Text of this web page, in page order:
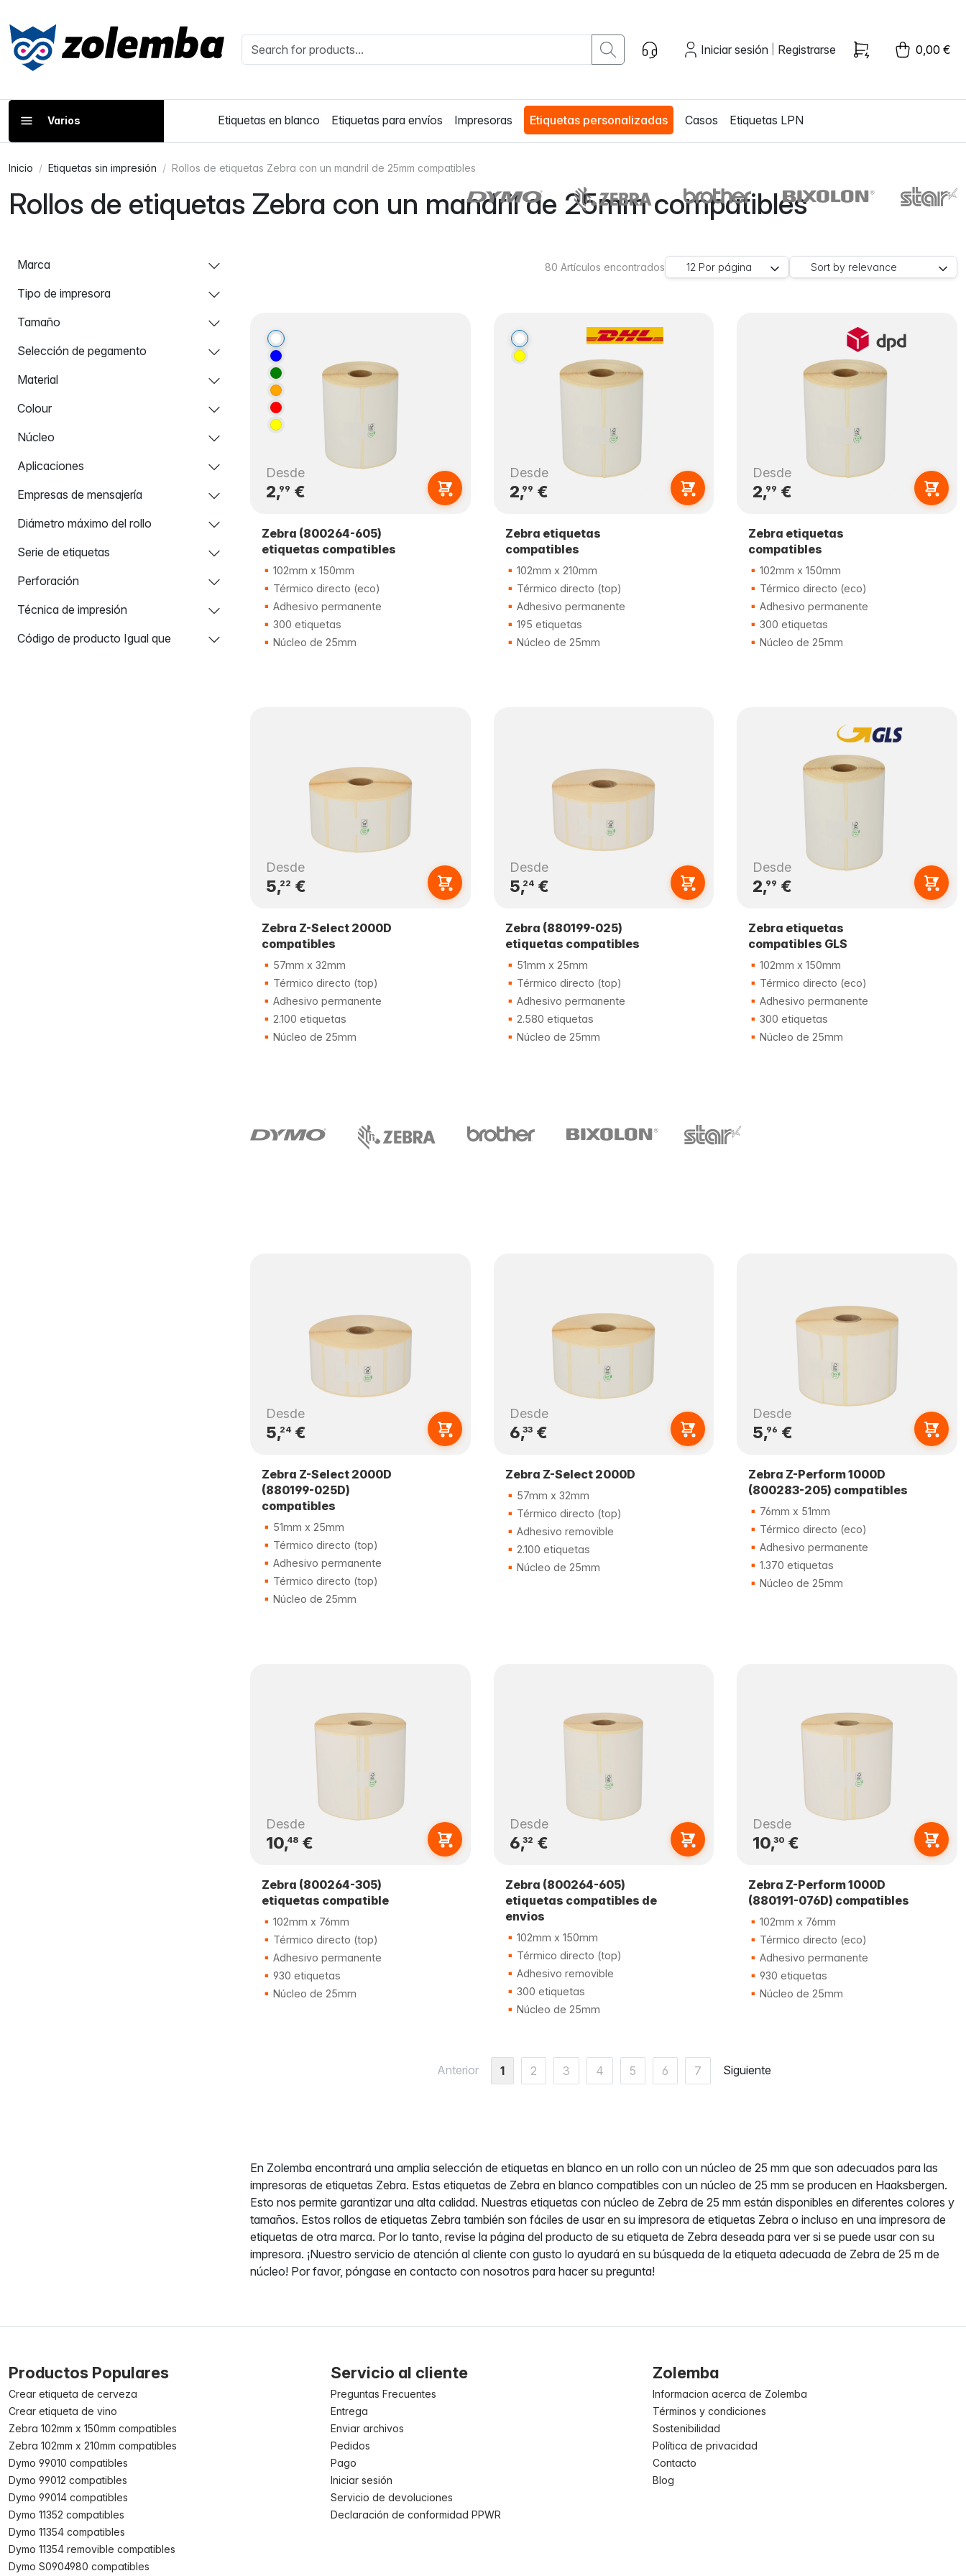
Iniciar sesión Registrarse 0,00 €
Varios Etiquetas en blanco Etiquetas para envíos Impresoras Etiquetas personalizadas Casos Etiquetas LPN
Inicio Etiquetas sin impresión Rollos de etiquetas Zebra con un mandril de 25mm compatibles
Rollos de etiquetas Zebra con un mandril de 25mm compatibles
Marca
Tipo de impresora
Tamaño
Selección de pegamento
Material
Colour
Núcleo
Aplicaciones
Empresas de mensajería
Diámetro máximo del rollo
Serie de etiquetas
Perforación
Técnica de impresión
Código de producto Igual que
80Artículos encontrados 12 Por página Sort by relevance
Desde
2,99 €
Zebra (800264-605)
etiquetas compatibles
102mm x 150mm
Térmico directo (eco)
Adhesivo permanente
300 etiquetas
Núcleo de 25mm
Desde
2,99 €
Zebra etiquetas
compatibles
102mm x 210mm
Térmico directo (top)
Adhesivo permanente
195 etiquetas
Núcleo de 25mm
Desde
2,99 €
Zebra etiquetas
compatibles
102mm x 150mm
Térmico directo (eco)
Adhesivo permanente
300 etiquetas
Núcleo de 25mm
Desde
5,22 €
Zebra Z-Select 2000D
compatibles
57mm x 32mm
Térmico directo (top)
Adhesivo permanente
2.100 etiquetas
Núcleo de 25mm
Desde
5,24 €
Zebra (880199-025)
etiquetas compatibles
51mm x 25mm
Térmico directo (top)
Adhesivo permanente
2.580 etiquetas
Núcleo de 25mm
Desde
2,99 €
Zebra etiquetas
compatibles GLS
102mm x 150mm
Térmico directo (eco)
Adhesivo permanente
300 etiquetas
Núcleo de 25mm
Desde
5,24€
Zebra Z-Select 2000D
(880199-025D)
compatibles
51mm x 25mm
Térmico directo (top)
Adhesivo permanente
Térmico directo (top)
Núcleo de 25mm
Desde
6,33 €
Zebra Z-Select 2000D
57mm x 32mm
Térmico directo (top)
Adhesivo removible
2.100 etiquetas
Núcleo de 25mm
Desde
5,96 €
Zebra Z-Perform 1000D
(800283-205) compatibles
76mm x 51mm
Térmico directo (eco)
Adhesivo permanente
1.370 etiquetas
Núcleo de 25mm
Desde
10,48€
Zebra (800264-305)
etiquetas compatible
102mm x 76mm
Térmico directo (top)
Adhesivo permanente
930 etiquetas
Núcleo de 25mm
Desde
6,32 €
Zebra (800264-605)
etiquetas compatibles de
envios
102mm x 150mm
Térmico directo (top)
Adhesivo removible
300 etiquetas
Núcleo de 25mm
Desde
10,30€
Zebra Z-Perform 1000D
(880191-076D) compatibles
102mm x 76mm
Térmico directo (eco)
Adhesivo permanente
930 etiquetas
Núcleo de 25mm
Anterior 1 2 3 4 5 6 7 Siguiente
En Zolemba encontrará una amplia selección de etiquetas en blanco en un rollo con un núcleo de 25 mm que son adecuados para las
impresoras de etiquetas Zebra. Estas etiquetas de Zebra en blanco compatibles con un núcleo de 25 mm se producen en Haaksbergen.
Esto nos permite garantizar una alta calidad. Nuestras etiquetas con núcleo de Zebra de 25 mm están disponibles en diferentes colores y
tamaños. Estos rollos de etiquetas Zebra también son fáciles de usar en su impresora de etiquetas Zebra o incluso en una impresora de
etiquetas de otra marca. Por lo tanto, revise la página del producto de su etiqueta de Zebra deseada para ver si se puede usar con su
impresora. ¡Nuestro servicio de atención al cliente con gusto lo ayudará en su búsqueda de la etiqueta adecuada de Zebra de 25 m de
núcleo! Por favor, póngase en contacto con nosotros para hacer su pregunta!
Productos Populares
Crear etiqueta de cerveza
Crear etiqueta de vino
Zebra 102mm x 150mm compatibles
Zebra 102mm x 210mm compatibles
Dymo 99010 compatibles
Dymo 99012 compatibles
Dymo 99014 compatibles
Dymo 11352 compatibles
Dymo 11354 compatibles
Dymo 11354 removible compatibles
Dymo S0904980 compatibles
Servicio al cliente
Preguntas Frecuentes
Entrega
Enviar archivos
Pedidos
Pago
Iniciar sesión
Servicio de devoluciones
Declaración de conformidad PPWR
Zolemba
Informacion acerca de Zolemba
Términos y condiciones
Sostenibilidad
Política de privacidad
Contacto
Blog